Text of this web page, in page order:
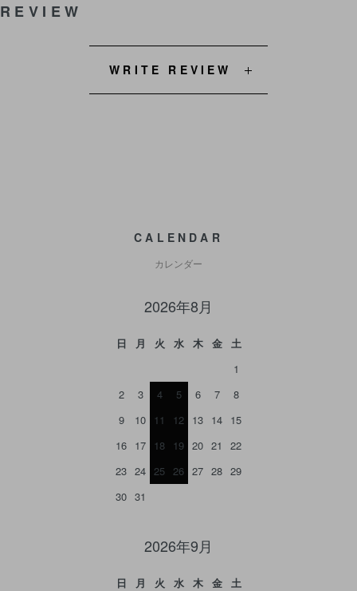
REVIEW
WRITE REVIEW
CALENDAR
カレンダー
2026年8月
日 月 火 水 木 金
土
1
2
3 4 5 6 7
8
9
10 11 12 13 14 15
16 17 18 19 20 21
22
23 24 25 26 27 28 29
30 31
2026年9月
日 月 火 水 木 金
土